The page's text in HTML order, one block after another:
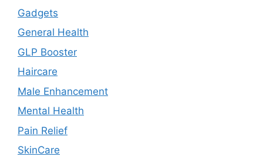
Gadgets
General Health
GLP Booster
Haircare
Male Enhancement
Mental Health
Pain Relief
SkinCare